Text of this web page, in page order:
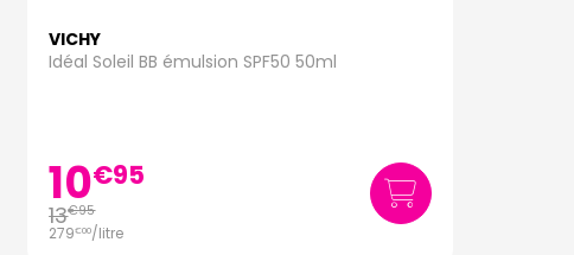
VICHY
Idéal Soleil BB émulsion SPF50 50ml
10€95
13€95
279€00/litre